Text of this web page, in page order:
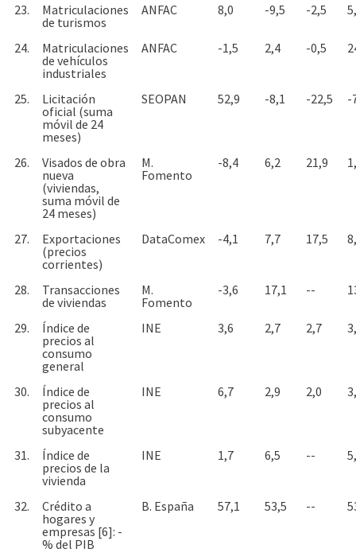
23.
Matriculaciones
de turismos
ANFAC 8,0 -9,5 -2,5
24.
Matriculaciones
de vehículos
industriales
ANFAC -1,5 2,4 -0,5
25.
Licitación
oficial (suma
móvil de 24
meses)
SEOPAN 52,9 -8,1 -22,5 -
26.
Visados de obra
nueva
(viviendas,
suma móvil de
24 meses)
M.
Fomento
-8,4 6,2 21,9
27.
Exportaciones
(precios
corrientes)
DataComex -4,1 7,7 17,5
28.
Transacciones
de viviendas
M.
Fomento
-3,6 17,1 --
29.
Índice de
precios al
consumo
general
INE 3,6 2,7 2,7
30.
Índice de
precios al
consumo
subyacente
INE 6,7 2,9 2,0
31.
Índice de
precios de la
vivienda
INE 1,7 6,5 --
32.
Crédito a
hogares y
empresas [6]: -
% del PIB
B. España 57,1 53,5 --